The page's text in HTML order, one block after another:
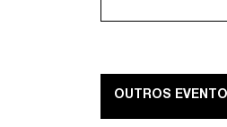
OUTROS